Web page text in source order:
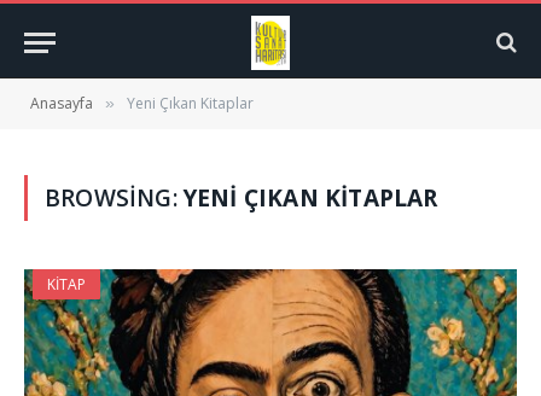
Anasayfa » Yeni Çıkan Kitaplar
BROWSING:YENI ÇIKAN KITAPLAR
KITAP